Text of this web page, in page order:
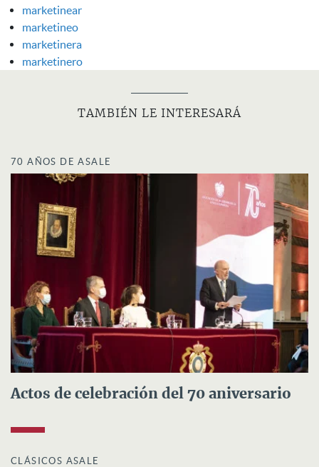
marketinear
marketineo
marketinera
marketinero
TAMBIÉN LE INTERESARÁ
70 AÑOS DE ASALE
Actos de celebración del 70 aniversario
CLÁSICOS ASALE